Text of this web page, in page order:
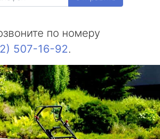
по номеру
507-16-92.